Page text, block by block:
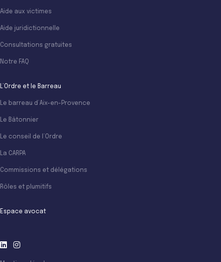
Aide aux victimes
Aide juridictionnelle
Consultations gratuites
Notre FAQ
L’Ordre et le Barreau
Le barreau d’Aix-en-Provence
Le Bâtonnier
Le conseil de l’Ordre
La CARPA
Commissions et délégations
Rôles et plumitifs
Espace avocat